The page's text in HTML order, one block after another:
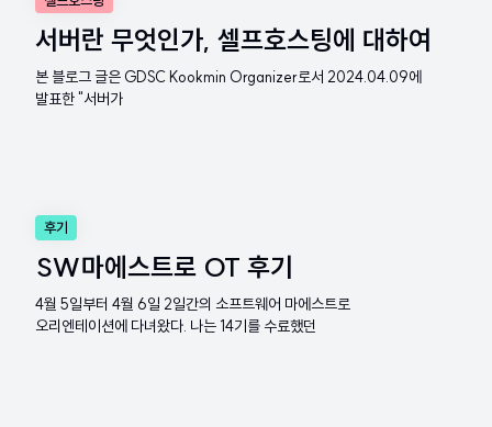
서버란 무엇인가, 셀프호스팅에 대하여
본 블로그 글은 GDSC Kookmin Organizer로서 2024.04.09에
발표한 "서버가
후기
SW마에스트로 OT 후기
4월 5일부터 4월 6일 2일간의 소프트웨어 마에스트로
오리엔테이션에 다녀왔다. 나는 14기를 수료했던